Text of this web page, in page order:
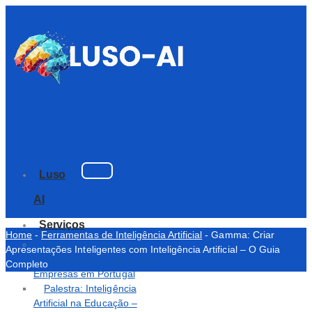
Luso
AI
Serviços
Palestras e Workshops
de Inteligência Artificial para
Empresas em Portugal
Palestra: Inteligência
Artificial na Educação –
Home - Ferramentas de Inteligência Artificial -Gamma: Criar
Apresentações Inteligentes com Inteligência Artificial – O Guia
Completo